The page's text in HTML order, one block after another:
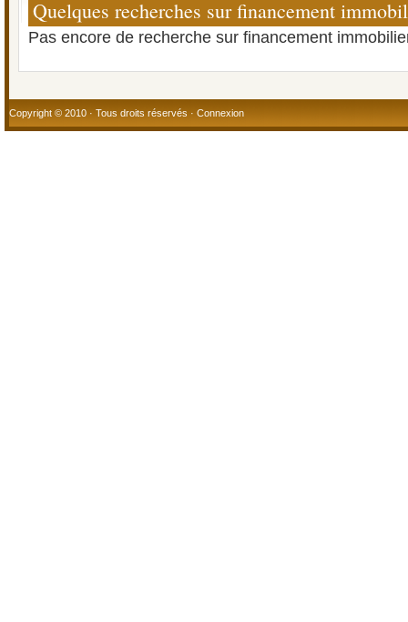
Quelques recherches sur financement
Pas encore de recherche sur financement
Copyright © 2010 · Tous droits réservés · Connexion